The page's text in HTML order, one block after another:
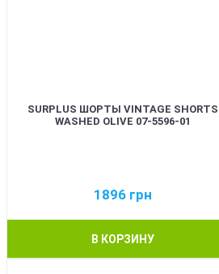
SURPLUS ШОРТЫ VINTAGE SHORTS
WASHED OLIVE 07-5596-01
1896 грн
В КОРЗИНУ